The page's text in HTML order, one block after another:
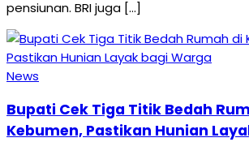
pensiunan. BRI juga […]
News
Bupati Cek Tiga Titik Bedah
Kebumen, Pastikan Hunian